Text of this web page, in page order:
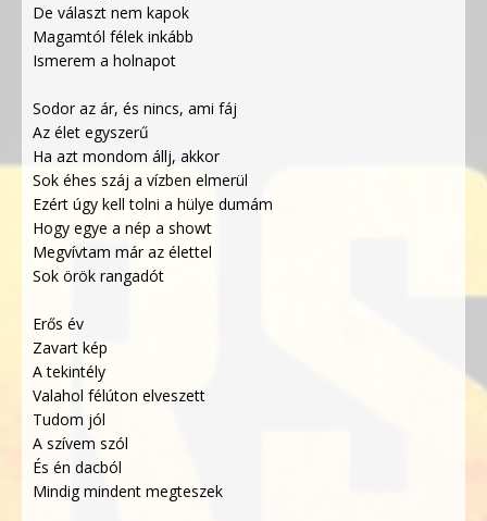
De választ nem kapok
Magamtól félek inkább
Ismerem a holnapot
Sodor az ár, és nincs, ami fáj
Az élet egyszerű
Ha azt mondom állj, akkor
Sok éhes száj a vízben elmerül
Ezért úgy kell tolni a hülye dumám
Hogy egye a nép a showt
Megvívtam már az élettel
Sok örök rangadót
Erős év
Zavart kép
A tekintély
Valahol félúton elveszett
Tudom jól
A szívem szól
És én dacból
Mindig mindent megteszek